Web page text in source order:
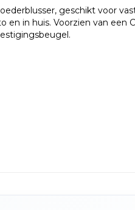
geschikt voor
in huis. Voorzien van een